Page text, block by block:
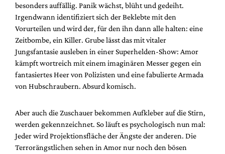
besonders auffällig. Panik wächst, blüht und gedeiht.
Irgendwann identifiziert sich der Beklebte mit den
Vorurteilen und wird der, für den ihn dann alle halten: eine
Zeitbombe, ein Killer. Grube lässt das mit vitaler
Jungsfantasie ausleben in einer Superhelden-Show: Amor
kämpft wortreich mit einem imaginären Messer gegen ein
fantasiertes Heer von Polizisten und eine fabulierte Armada
von Hubschraubern. Absurd komisch.
Aber auch die Zuschauer bekommen Aufkleber auf die Stirn,
werden gekennzeichnet. So läuft es psychologisch nun mal:
Jeder wird Projektionsfläche der Ängste der anderen. Die
Terrorängstlichen sehen in Amor nur noch den bösen